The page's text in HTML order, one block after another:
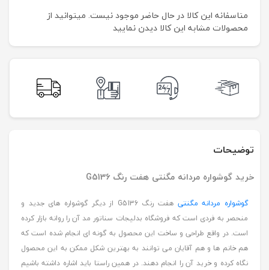
متاسفانه این کالا در حال حاضر موجود نیست. می‍توانید از
محصولات مشابه این کالا دیدن نمایید
توضیحات
خرید گوشواره مردانه مگنتی هفت رنگ G5136
گوشواره مردانه مگنتی
هفت رنگ G5136 از دیگر گوشواره های جدید و
منحصر به فردی است که فروشگاه بدلیجات سناتور مد آن را روانه بازار کرده
است. در واقع طراحی و ساخت این محصول به گونه ای انجام شده است که
هم خانم ها و هم آقایان می توانند به بهترین شکل ممکن به این محصول
نگاه کرده و خرید آن را انجام دهند. در همین راستا باید اشاره داشته باشیم